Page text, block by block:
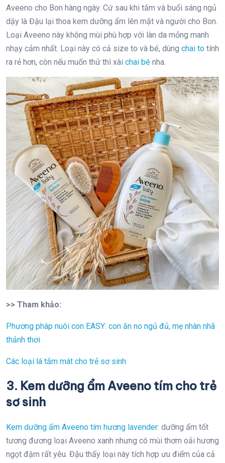
Aveeno cho Bon hàng ngày. Cứ sau khi tắm và buổi sáng ngủ
dậy là Đậu lại thoa kem dưỡng ẩm lên mặt và người cho Bon.
Loại Aveeno này không mùi phù hợp với làn da mỏng manh
nhạy cảm nhất. Loại này có cả size to và bé, dùng chai to tính
ra rẻ hơn, còn nếu muốn thử thì xài chai bé nha.
>> Tham khảo:
Phương pháp nuôi con EASY: con ăn no ngủ đủ, mẹ nhàn nhã
thảnh thơi
Các loại lá tắm mát cho trẻ sơ sinh
3. Kem dưỡng ẩm Aveeno tím cho trẻ
sơ sinh
Kem dưỡng ẩm Aveeno tím hương lavender: dưỡng ẩm tốt
tương đương loại Aveeno xanh nhưng có mùi thơm oải hương
ngọt đậm rất yêu. Đậu thấy loại này tích hợp ưu điểm của cả